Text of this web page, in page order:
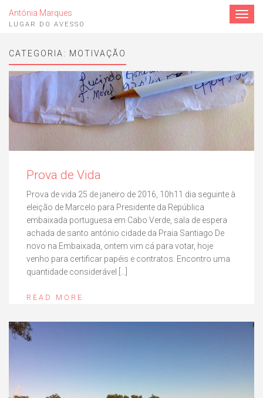
Toggle
Antónia Marques
LUGAR DO AVESSO
CATEGORIA: MOTIVAÇÃO
Prova de Vida
Prova de vida 25 de janeiro de 2016, 10h11 dia seguinte à
eleição de Marcelo para Presidente da República
embaixada portuguesa em Cabo Verde, sala de espera
achada de santo antónio cidade da Praia Santiago De
novo na Embaixada, ontem vim cá para votar, hoje
venho para certificar papéis e contratos. Encontro uma
quantidade considerável […]
READ MORE